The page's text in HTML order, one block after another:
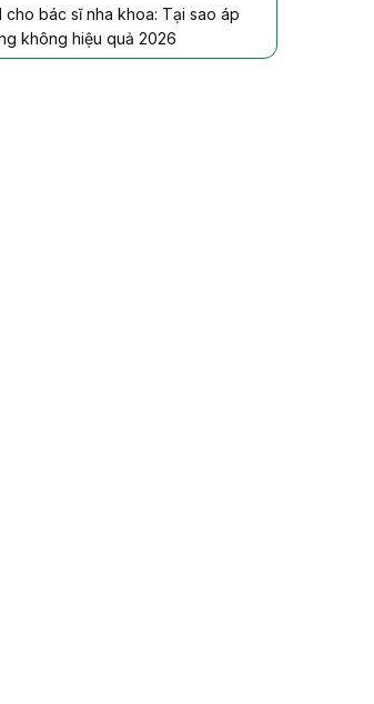
cho bác sĩ nha khoa: Tại sao áp
không hiệu quả 2026